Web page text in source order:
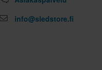
info@sledstore.fi